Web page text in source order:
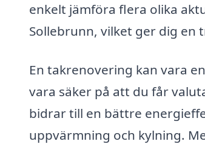
enkelt jämföra flera olika
Sollebrunn, vilket ger dig en
En takrenovering kan vara
vara säker på att du får
bidrar till en bättre
uppvärmning och kylning.